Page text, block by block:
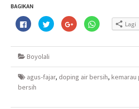
BAGIKAN
Klik
untuk
membagikan
Facebook(Membuka
jendela
yang
baru)
Klik
untuk
berbagi
Twitter(Membuka
baru)
Klik
untuk
berbagi
Google+
yang
baru)
Klik
untuk
baru)
Lagi
Boyolali
agus-fajar, doping air bersih, kemarau
bersih